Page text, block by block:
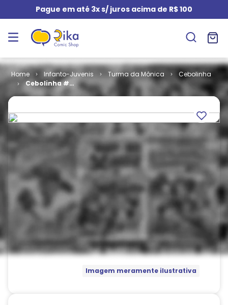
Pague em até 3x s/ juros acima de R$ 100
Infanto-Juvenis Turma da Mônica
Cebolinha
Cebolinha #
042
Imagem meramente ilustrativa